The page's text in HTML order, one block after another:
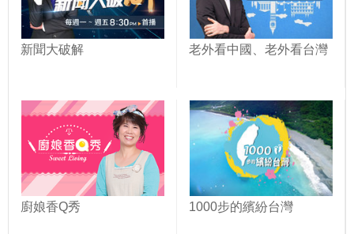
新聞大破解 老外看中國、老外看台灣
廚娘香Q秀 1000步的繽紛台灣